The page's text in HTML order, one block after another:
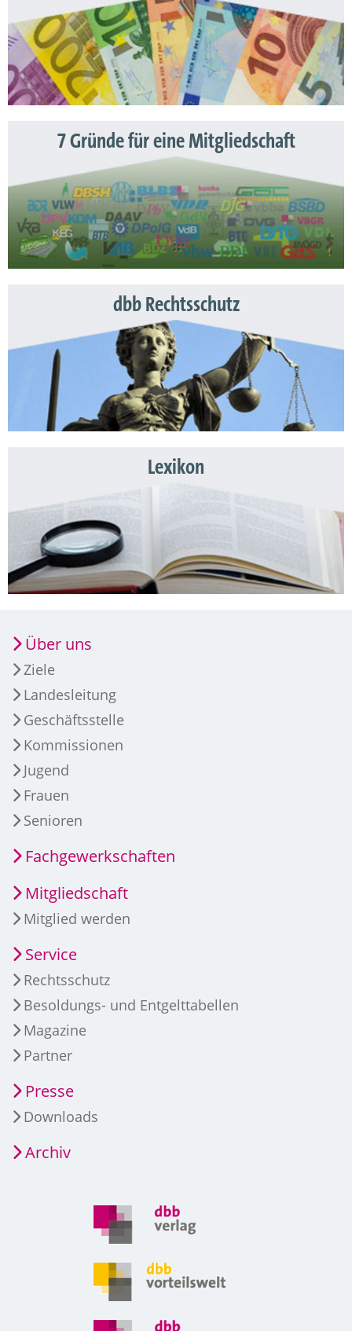
7 Gründe für eine Mitgliedschaft
dbb Rechtsschutz
Lexikon
Über uns
Ziele
Landesleitung
Geschäftsstelle
Kommissionen
Jugend
Frauen
Senioren
Fachgewerkschaften
Mitgliedschaft
Mitglied werden
Service
Rechtsschutz
Besoldungs- und Entgelttabellen
Magazine
Partner
Presse
Downloads
Archiv